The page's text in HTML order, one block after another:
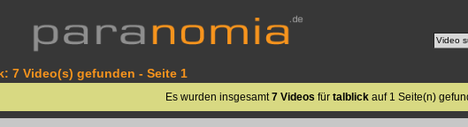
7 Video(s) gefunden - Seite 1
Es wurden insgesamt7 Videos für talblickauf 1 Seite(n)